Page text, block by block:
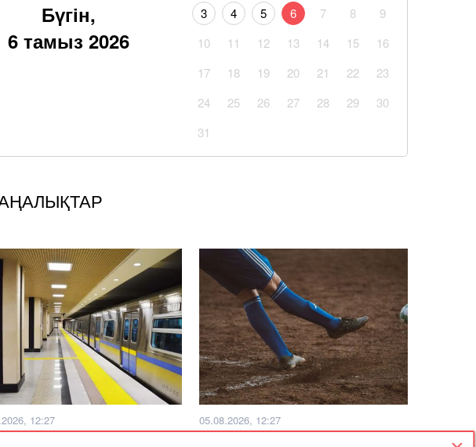
Бүгін,
6 тамыз 2026
3
4 5 6 7 8
9
10
11 12 13 14 15
16
17
18 19 20 21 22
23
24
25 26 27 28 29
30
31
12:27 05.08.2026, 12:27